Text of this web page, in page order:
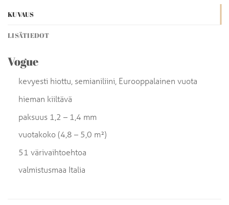
KUVAUS
LISÄTIEDOT
Vogue
kevyesti hiottu, semianiliini, Eurooppalainen vuota
hieman kiiltävä
paksuus 1,2 – 1,4 mm
vuotakoko (4,8 – 5,0 m²)
51 värivaihtoehtoa
valmistusmaa Italia